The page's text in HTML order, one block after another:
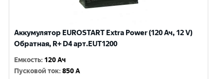
Аккумулятор EUROSTART Extra Power (120 Ач, 12 V)
Обратная, R+ D4 арт.EUT1200
Емкость: 120 Ач
Пусковой ток:850 A